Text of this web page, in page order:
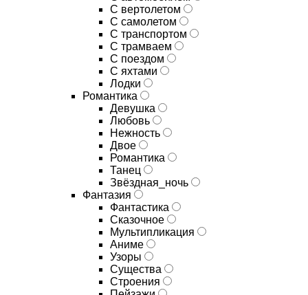
С вертолетом
С самолетом
С транспортом
С трамваем
С поездом
С яхтами
Лодки
Романтика
Девушка
Любовь
Нежность
Двое
Романтика
Танец
Звёздная_ночь
Фантазия
Фантастика
Сказочное
Мультипликация
Аниме
Узоры
Существа
Строения